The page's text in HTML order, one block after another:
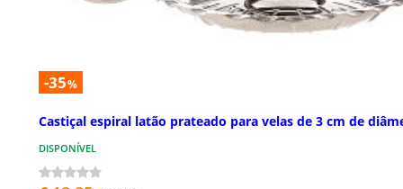
-35%
Castiçal espiral latão prateado para velas de 3 cm de
DISPONÍVEL